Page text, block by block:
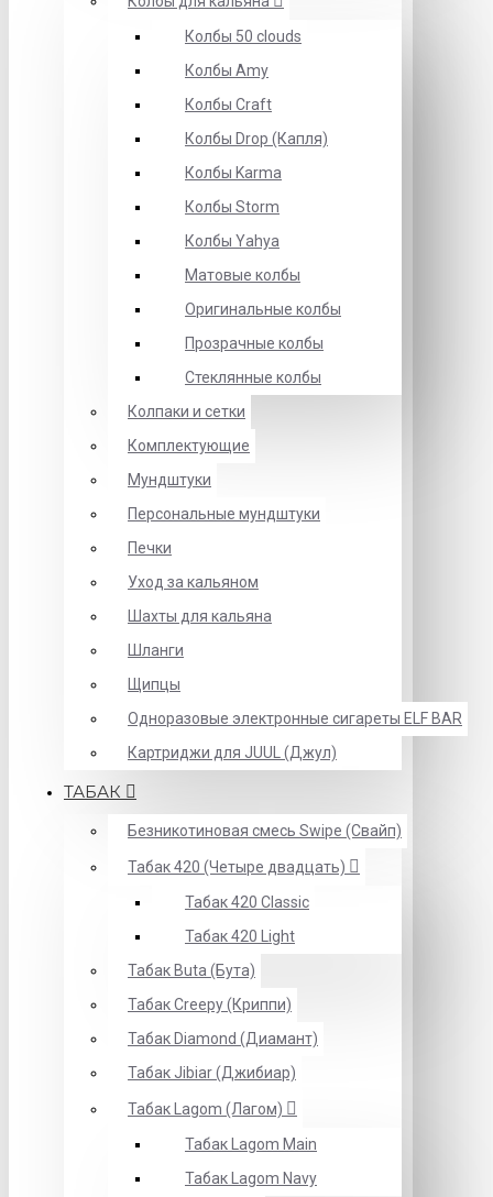
Колбы 50 clouds
Колбы Amy
Колбы Craft
Колбы Drop (Капля)
Колбы Karma
Колбы Storm
Колбы Yahya
Матовые колбы
Оригинальные колбы
Прозрачные колбы
Стеклянные колбы
Колпаки и сетки
Комплектующие
Мундштуки
Персональные мундштуки
Печки
Уход за кальяном
Шахты для кальяна
Шланги
Щипцы
Одноразовые электронные сигареты ELF BAR
Картриджи для JUUL (Джул)
ТАБАК
Безникотиновая смесь Swipe (Свайп)
Табак 420 (Четыре двадцать)
Табак 420 Classic
Табак 420 Light
Табак Buta (Бута)
Табак Creepy (Криппи)
Табак Diamond (Диамант)
Табак Jibiar (Джибиар)
Табак Lagom (Лагом)
Табак Lagom Main
Табак Lagom Navy